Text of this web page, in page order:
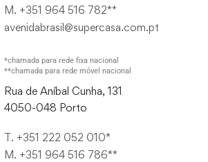
M. +351 964 516 782**
avenidabrasil@supercasa.com.pt
*chamada para rede fixa nacional
**chamada para rede móvel nacional
Rua de Aníbal Cunha, 131
4050-048 Porto
T. +351 222 052 010*
M. +351 964 516 786**